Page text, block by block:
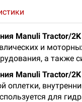
Manuli Tractor/2K
и
а также
Manuli Tractor/2K
оплетки,
для